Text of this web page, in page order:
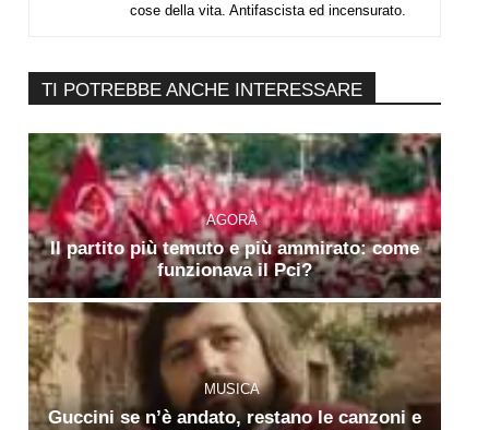
cose della vita. Antifascista ed incensurato.
TI POTREBBE ANCHE INTERESSARE
AGORÀ
Il partito più temuto e più ammirato: come
funzionava il Pci?
MUSICA
Guccini se n’è andato, restano le canzoni e